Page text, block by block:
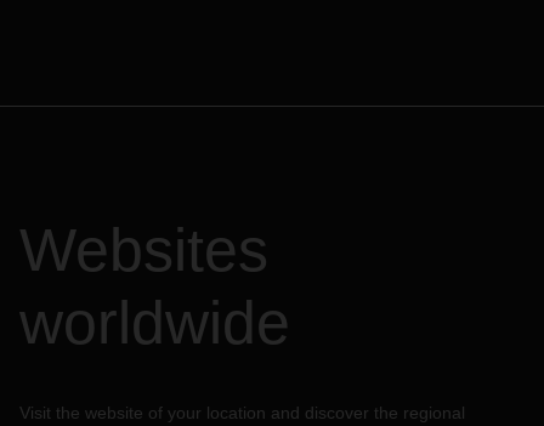
Websites
worldwide
Visit the website of your location and discover the regional